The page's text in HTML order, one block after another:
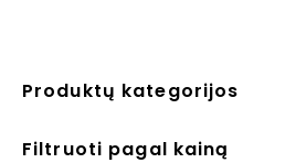
Produktų kategorijos
Filtruoti pagal kainą